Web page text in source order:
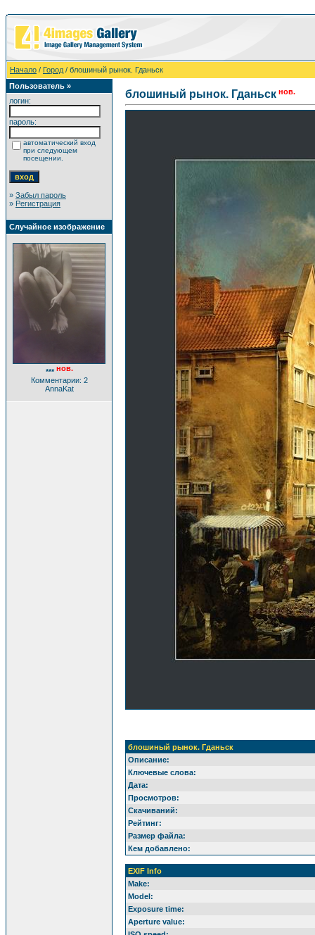
Начало / Город / блошиный рынок. Гданьск
Пользователь »
логин:
пароль:
автоматический вход
при следующем
посещении.
» Забыл пароль
» Регистрация
Случайное изображение
*** нов.
Комментарии: 2
AnnaKat
блошиный рынок. Гданьск нов.
блошиный рынок. Гданьск
Описание:
Ключевые слова:
Дата:
Просмотров:
Скачиваний:
Рейтинг:
Размер файла:
Кем добавлено:
EXIF Info
Make:
Model:
Exposure time:
Aperture value: